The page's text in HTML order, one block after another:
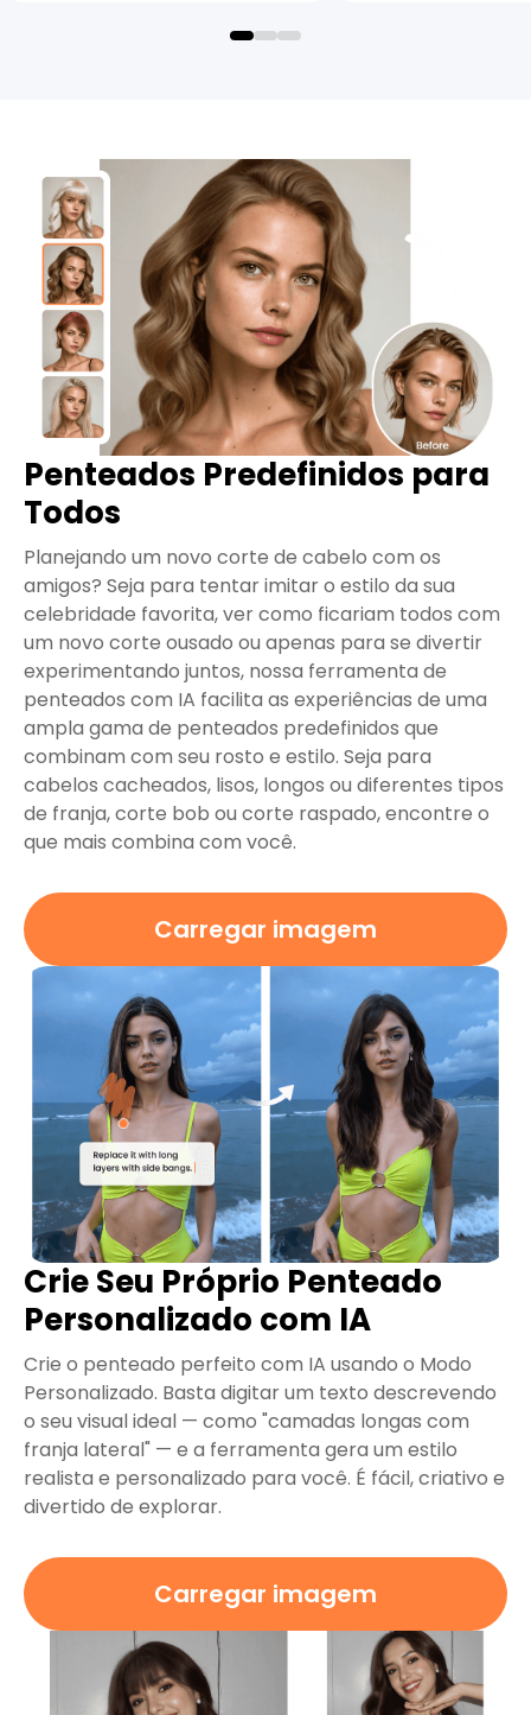
Penteados Predefinidos para
Todos
Planejando um novo corte de cabelo com os
amigos? Seja para tentar imitar o estilo da sua
celebridade favorita, ver como ficariam todos com
um novo corte ousado ou apenas para se divertir
experimentando juntos, nossa ferramenta de
penteados com IA facilita as experiências de uma
ampla gama de penteados predefinidos que
combinam com seu rosto e estilo. Seja para
cabelos cacheados, lisos, longos ou diferentes tipos
de franja, corte bob ou corte raspado, encontre o
que mais combina com você.
Carregar imagem
Crie Seu Próprio Penteado
Personalizado com IA
Crie o penteado perfeito com IA usando o Modo
Personalizado. Basta digitar um texto descrevendo
o seu visual ideal — como "camadas longas com
franja lateral" — e a ferramenta gera um estilo
realista e personalizado para você. É fácil, criativo e
divertido de explorar.
Carregar imagem